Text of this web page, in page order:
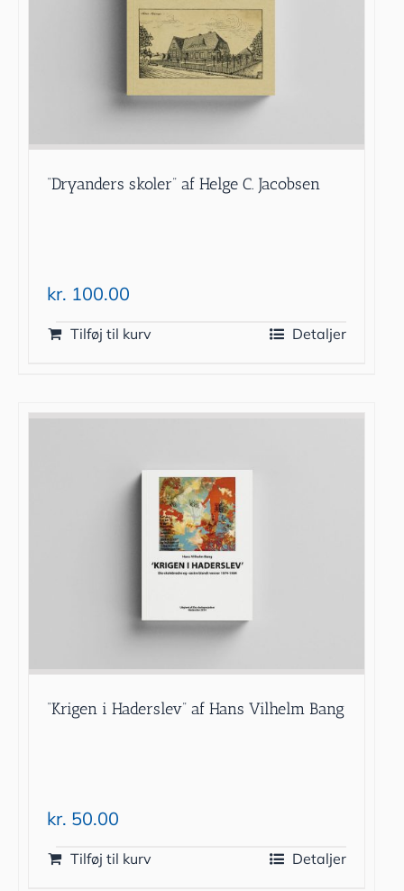
“Dryanders skoler” af Helge C. Jacobsen
kr. 100.00
Tilføj til kurv Detaljer
“Krigen i Haderslev” af Hans Vilhelm Bang
kr. 50.00
Tilføj til kurv Detaljer